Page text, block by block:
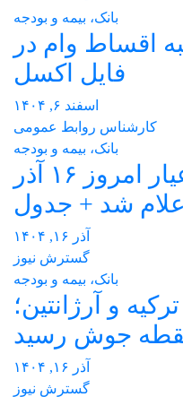
بانک، بیمه و بودجه
اقساط وام در
فایل اکسل
اسفند ۶, ۱۴۰۴
کارشناس روابط عمومی
بانک، بیمه و بودجه
قیمت طلا ۱۸ عیار امروز ۱۶ آذر
شد + جدول
آذر ۱۶, ۱۴۰۴
گسترش نیوز
بانک، بیمه و بودجه
و آرژانتین؛
جوش رسید
آذر ۱۶, ۱۴۰۴
گسترش نیوز